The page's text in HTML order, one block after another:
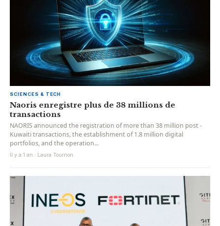
SCIENCES & TECH
Naoris enregistre plus de 38 millions de
transactions
NAORIS announced the registration of more than 38 million post -
Kuwaiti transactions, the establishment of 1.8 million digital
portfolios, and the operation...
Il y a 1 an · Laura Tournon